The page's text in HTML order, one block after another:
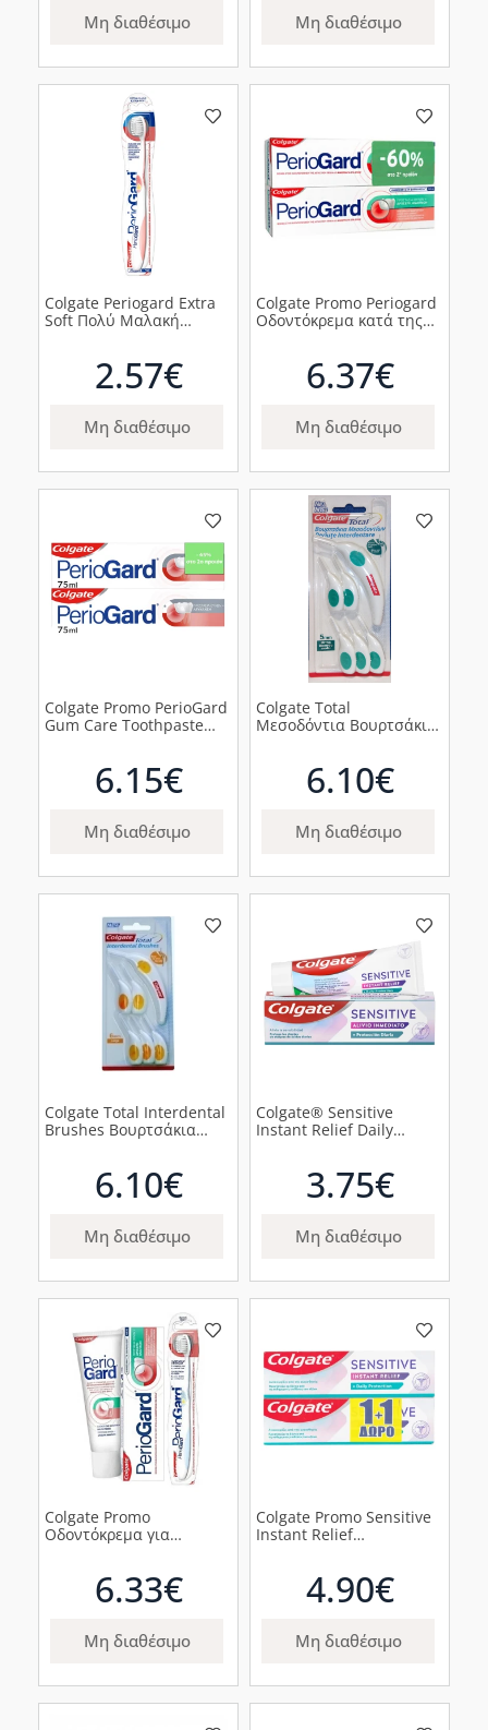
Μη διαθέσιμο Μη διαθέσιμο
Colgate Periogard Extra
Soft Πολύ Μαλακή
2.57€
Μη διαθέσιμο
Colgate Promo Periogard
Οδοντόκρεμα κατά της
6.37€
Μη διαθέσιμο
Colgate Promo PerioGard
Gum Care Toothpaste
6.15€
Μη διαθέσιμο
Colgate Total
Μεσοδόντια Βουρτσάκια
6.10€
Μη διαθέσιμο
Colgate Total Interdental
Brushes Βουρτσάκια
6.10€
Μη διαθέσιμο
Colgate® Sensitive
Instant Relief Daily
3.75€
Μη διαθέσιμο
Colgate Promo
Οδοντόκρεμα για
για την Προστασία των
Ούλων Soft, 1σετ
6.33€
Μη διαθέσιμο
Colgate Promo Sensitive
Instant Relief
Ευαισθησία, 2x75ml
4.90€
Μη διαθέσιμο